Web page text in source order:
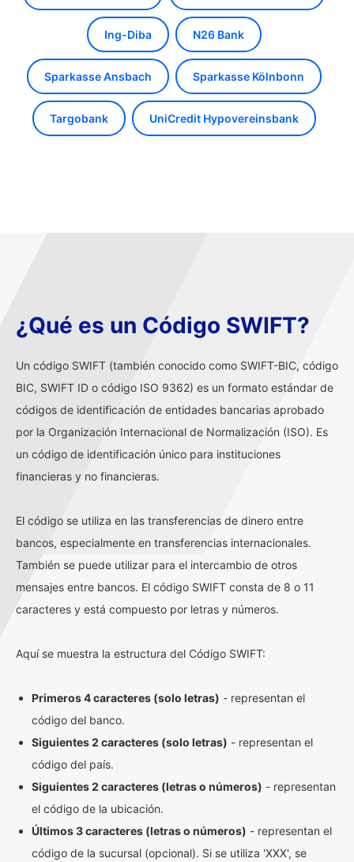
Ing-Diba N26 Bank
Sparkasse Ansbach Sparkasse Kölnbonn
Targobank UniCredit Hypovereinsbank
¿Qué es un Código SWIFT?
Un código SWIFT (también conocido como SWIFT-BIC, código
BIC, SWIFT ID o código ISO 9362) es un formato estándar de
códigos de identificación de entidades bancarias aprobado
por la Organización Internacional de Normalización (ISO). Es
un código de identificación único para instituciones
financieras y no financieras.
El código se utiliza en las transferencias de dinero entre
bancos, especialmente en transferencias internacionales.
También se puede utilizar para el intercambio de otros
mensajes entre bancos. El código SWIFT consta de 8 o 11
caracteres y está compuesto por letras y números.
Aquí se muestra la estructura del Código SWIFT:
Primeros 4 caracteres (solo letras) - representan el
código del banco.
Siguientes 2 caracteres (solo letras) - representan el
código del país.
Siguientes 2 caracteres (letras o números) - representan
el código de la ubicación.
Últimos 3 caracteres (letras o números) - representan el
código de la sucursal (opcional). Si se utiliza 'XXX', se